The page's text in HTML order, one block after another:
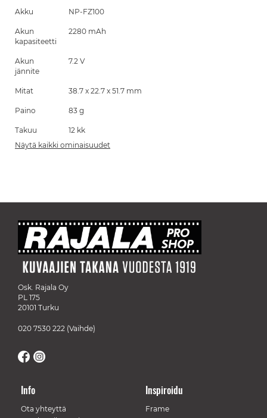
Akku NP-FZ100
Akun
kapasiteetti
2280 mAh
Akun
jännite
7.2 V
Mitat 38.7 x 22.7 x 51.7 mm
Paino 83 g
Takuu
12 kk
Näytä kaikki ominaisuudet
Osk. Rajala Oy
PL 175
20101 Turku
020 7530 222 (Vaihde)
Info
Ota yhteyttä
Inspiroidu
Frame